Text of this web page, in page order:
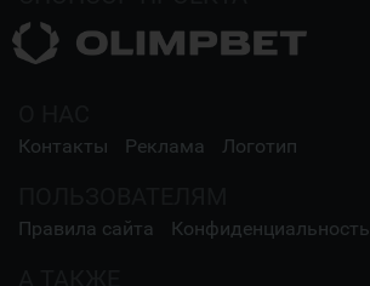
Контакты Реклама Логотип
Правила сайта Конфиденциальность